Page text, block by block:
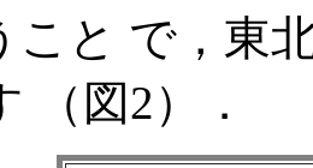
こと で，東
（図2）．